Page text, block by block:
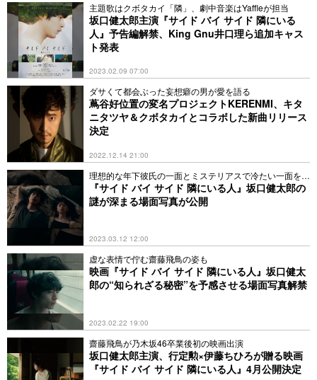
主題歌はクボタカイ「隣」、劇中音楽はYaffleが担当
坂口健太郎主演『サイド バイ サイド 隣にいる
人』予告編解禁、King Gnu井口理ら追加キャス
ト発表
2023.02.09 07:00
ダサくて都会ぶった妄想癖の男が愛を語る
蔦谷好位置の変名プロジェクトKERENMI、キタ
ニタツヤ＆クボタカイとコラボした新曲リリース
決定
2022.12.14 21:00
理想的な年下彼氏の一面とミステリアスで冷たい一面を捉
える
『サイド バイ サイド 隣にいる人』坂口健太郎の
謎が深まる場面写真が公開
2023.03.12 12:00
虚な表情で佇む齋藤飛鳥の姿も
映画『サイド バイ サイド 隣にいる人』坂口健太
郎の“知られざる秘密”を予感させる場面写真解禁
2023.02.22 19:00
齋藤飛鳥が乃木坂46卒業後初の映画出演
坂口健太郎主演、行定勲×伊藤ちひろが贈る映画
『サイド バイ サイド 隣にいる人』4月公開決定